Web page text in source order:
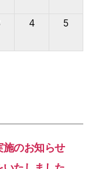
4 5
のお知らせ